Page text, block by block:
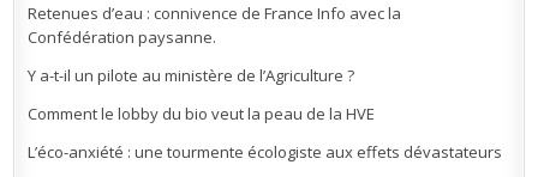
Retenues d’eau : connivence de France Info avec la
Confédération paysanne.
Y a-t-il un pilote au ministère de l’Agriculture ?
Comment le lobby du bio veut la peau de la HVE
L’éco-anxiété : une tourmente écologiste aux effets dévastateurs